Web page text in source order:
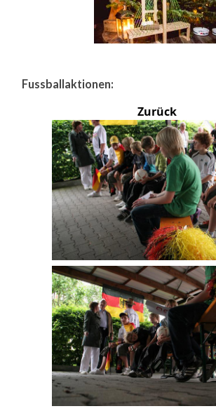
Fussballaktionen:
Zurück